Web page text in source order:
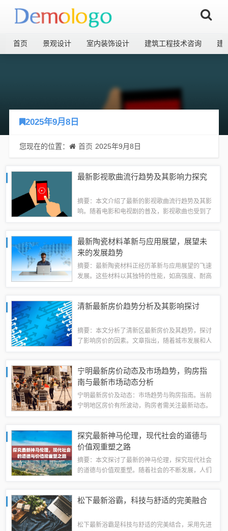
首页 景观设计 室内装饰设计 建筑工程技术咨询 建
2025年9月8日
您现在的位置： 首页 2025年9月8日
最新影视歌曲流行趋势及其影响力探究
摘要：本文介绍了最新的影视歌曲流行趋势及其影
响。随着电影和电视剧的普及，影视歌曲也受到了
化和价值观。这些歌曲对年轻一代产生了深远...
最新陶瓷材料革新与应用展望，展望未
来的发展趋势
摘要：最新陶瓷材料正经历革新与应用展望的飞速
发展。这些材料以其独特的性能，如高强度、耐高
不断突破，展现出无限潜力。陶瓷材料将在更...
清新最新房价趋势分析及其影响探讨
摘要：本文分析了清新区最新房价及其趋势，探讨
了影响房价的因素。文章指出，随着城市发展和人
响。本文旨在为读者提供有关清新房价的最新信...
宁明最新房价动态及市场趋势，购房指
南与最新市场动态分析
宁明最新房价及动态：市场趋势与购房指南。当前
宁明地区房价有所波动，购房者需关注最新动态。
指南，帮助购房者了解市场、选择适合自己的...
探究最新神马伦理，现代社会的道德与
价值观重塑之路
摘要：本文探讨了最新的神马伦理，探究现代社会
的道德与价值观重塑。随着社会的不断发展，人们
的变化，并探讨如何重塑道德价值观，以适应...
松下最新浴霸，科技与舒适的完美融合
松下最新浴霸是科技与舒适的完美结合，采用先进